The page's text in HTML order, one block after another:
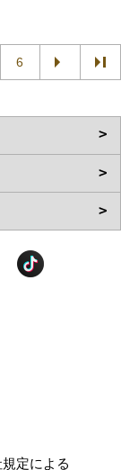
6
定による